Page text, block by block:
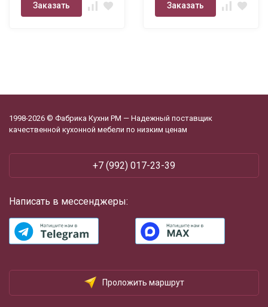
Заказать Заказать
1998-2026 © Фабрика Кухни РМ — Надежный поставщик
качественной кухонной мебели по низким ценам
+7 (992) 017-23-39
Написать в мессенджеры:
Проложить маршрут